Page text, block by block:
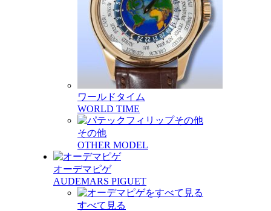
ワールドタイム
WORLD TIME
その他
OTHER MODEL
オーデマピゲ
AUDEMARS PIGUET
すべて見る